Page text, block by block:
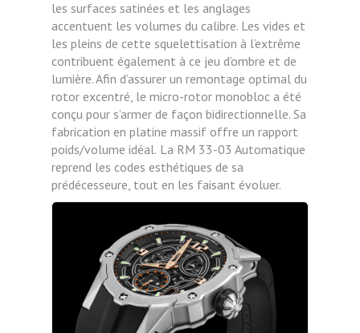
les surfaces satinées et les anglages
accentuent les volumes du calibre. Les vides et
les pleins de cette squelettisation à l’extrême
contribuent également à ce jeu d’ombre et de
lumière. Afin d’assurer un remontage optimal du
rotor excentré, le micro-rotor monobloc a été
conçu pour s’armer de façon bidirectionnelle. Sa
fabrication en platine massif offre un rapport
poids/volume idéal. La RM 33-03 Automatique
reprend les codes esthétiques de sa
prédécesseure, tout en les faisant évoluer.